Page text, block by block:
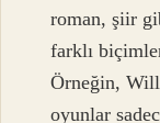
roman, şiir
farklı
Örneğin,
oyunlar